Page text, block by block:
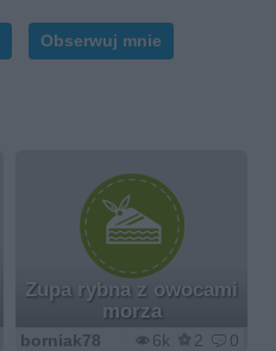
Obserwuj mnie
Zupa rybna z owocami
morza
6k 2 0
borniak78